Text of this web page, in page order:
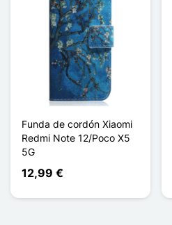
Funda de cordón Xiaomi
Redmi Note 12/Poco X5
5G
12,99 €